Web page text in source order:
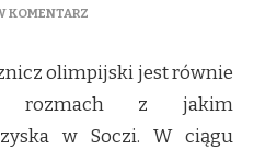
KOMENTARZDO
OLIMPIJSKIEGO
DO
SOCZI
olimpijski jest równie
rozmach z jakim
w Soczi. W ciągu